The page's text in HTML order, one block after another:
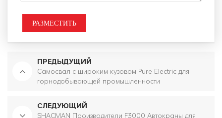
РАЗМЕСТИТЬ
ПРЕДЫДУЩИЙ
Самосвал с широким кузовом Pure Electric для
горнодобывающей промышленности
СЛЕДУЮЩИЙ
SHACMAN Производители F3000 Автокраны для